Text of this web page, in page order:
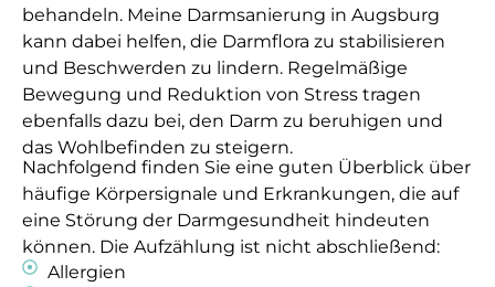
behandeln. Meine Darmsanierung in Augsburg
kann dabei helfen, die Darmflora zu stabilisieren
und Beschwerden zu lindern. Regelmäßige
Bewegung und Reduktion von Stress tragen
ebenfalls dazu bei, den Darm zu beruhigen und
das Wohlbefinden zu steigern.
Nachfolgend finden Sie eine guten Überblick über
häufige Körpersignale und Erkrankungen, die auf
eine Störung der Darmgesundheit hindeuten
können. Die Aufzählung ist nicht abschließend:
Allergien